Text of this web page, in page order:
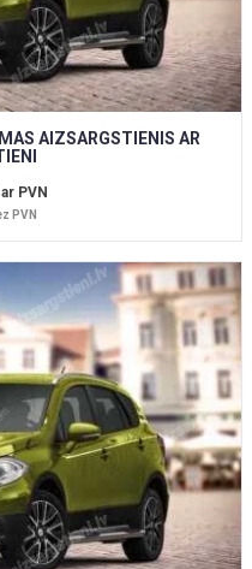
AIZSARGSTIENIS AR
ar PVN
PVN